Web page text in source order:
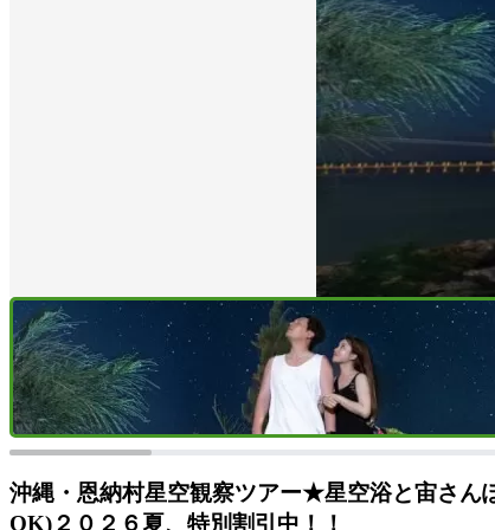
沖縄・恩納村星空観察ツアー★星空浴と宙さん
OK)２０２６夏、特別割引中！！